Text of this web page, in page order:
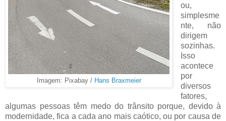
Imagem: Pixabay / Hans Braxmeier
ou,
simplesme
nte, não
dirigem
sozinhas.
Isso
acontece
por
diversos
fatores,
algumas pessoas têm medo do trânsito porque, devido à
modernidade, fica a cada ano mais caótico, ou por causa de